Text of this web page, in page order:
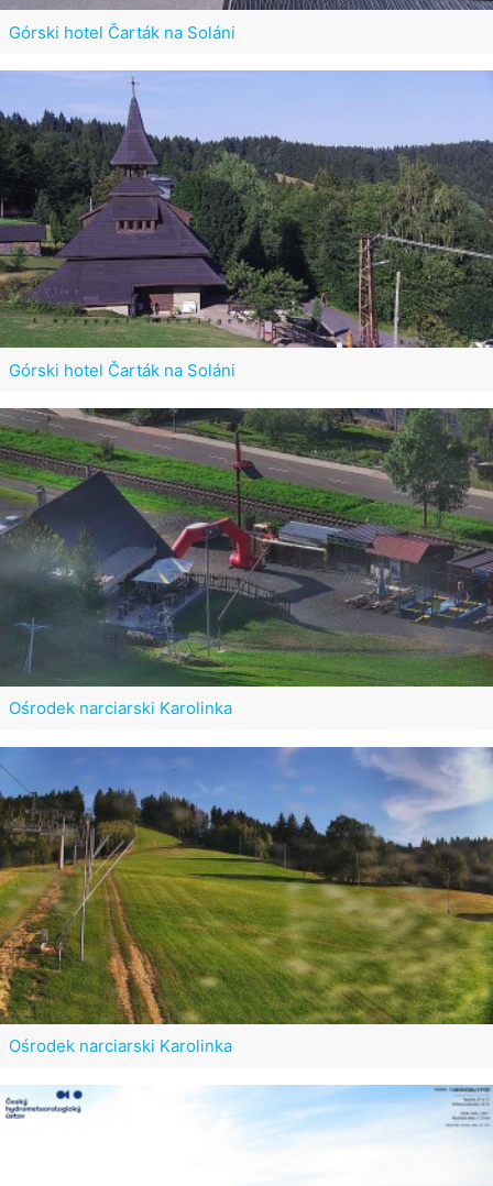
Górski hotel Čarták na Soláni
Górski hotel Čarták na Soláni
Ośrodek narciarski Karolinka
Ośrodek narciarski Karolinka